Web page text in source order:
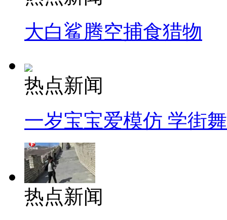
大白鲨腾空捕食猎物
热点新闻
一岁宝宝爱模仿 学街
热点新闻